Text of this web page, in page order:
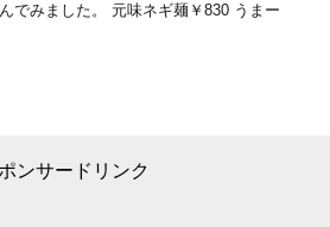
でみました。 元味ネギ麺￥830 うまー
ンサードリンク